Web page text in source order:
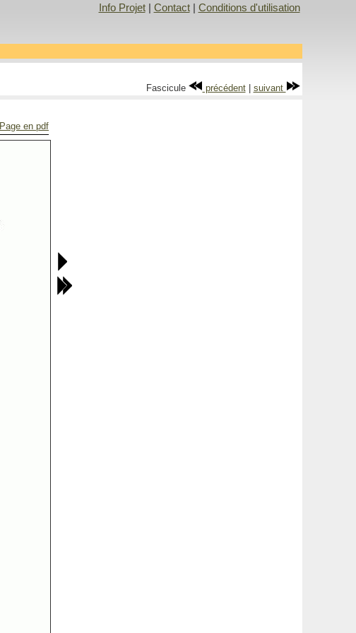
Info Projet| Contact| Conditions d'utilisation
Fascicule précédent| suivant
Page en pdf